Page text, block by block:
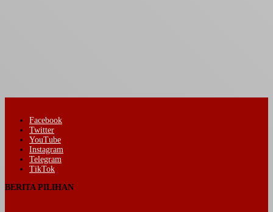
Facebook
Twitter
YouTube
Instagram
Telegram
TikTok
BERITA PILIHAN